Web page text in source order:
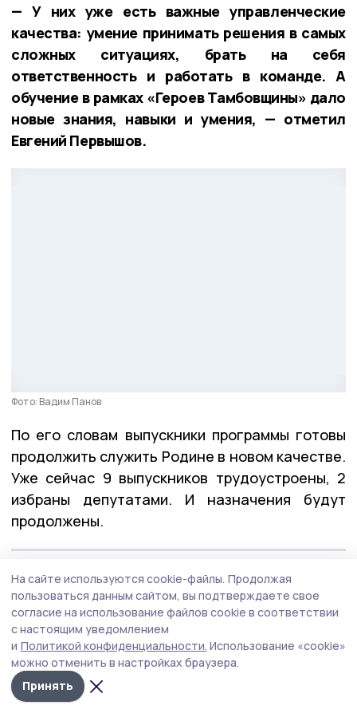
— У них уже есть важные управленческие
качества: умение принимать решения в самых
сложных ситуациях, брать на себя
ответственность и работать в команде. А
обучение в рамках «Героев Тамбовщины» дало
новые знания, навыки и умения, — отметил
Евгений Первышов.
Фото: Вадим Панов
По его словам выпускники программы готовы
продолжить служить Родине в новом качестве.
Уже сейчас 9 выпускников трудоустроены, 2
избраны депутатами. И назначения будут
продолжены.
— Хочу поблагодарить всех создателей нашей
программы, экспертов и наставников, членов
Общественного совета. Благодаря им ребята
не только получили всю необходимую
информацию, но и приобрели ценный
практический опыт, — отметил губернатор.
На сайте используются cookie-файлы. Продолжая
пользоваться данным сайтом, вы подтверждаете свое
согласие на использование файлов cookie в соответствии
с настоящим уведомлением
и Политикой конфиденциальности. Использование «cookie»
можно отменить в настройках браузера.
Принять